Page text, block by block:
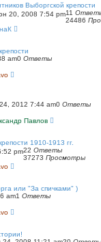
Выборгской крепости
20, 2008 7:54 pm11
24486
am0 Ответы
2012 7:44 am0 Ответы
Павлов
1910-1913 гг.
pm22 Ответы
37273 Просмотры
или "За спичками" )
am1 Ответы